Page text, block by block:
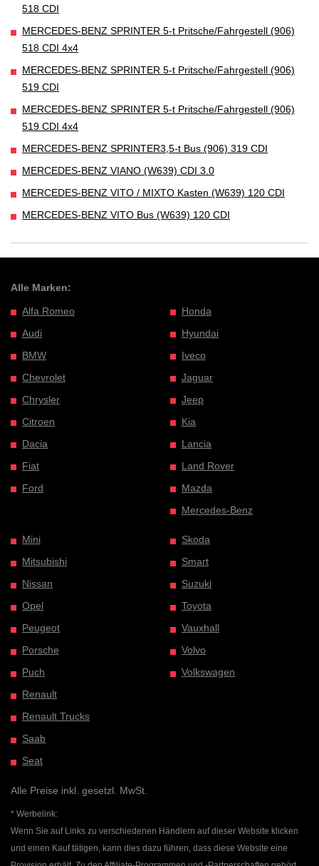
518 CDI
MERCEDES-BENZ SPRINTER 5-t Pritsche/Fahrgestell (906)
518 CDI 4x4
MERCEDES-BENZ SPRINTER 5-t Pritsche/Fahrgestell (906)
519 CDI
MERCEDES-BENZ SPRINTER 5-t Pritsche/Fahrgestell (906)
519 CDI 4x4
MERCEDES-BENZ SPRINTER3,5-t Bus (906) 319 CDI
MERCEDES-BENZ VIANO (W639) CDI 3.0
MERCEDES-BENZ VITO / MIXTO Kasten (W639) 120 CDI
MERCEDES-BENZ VITO Bus (W639) 120 CDI
Alle Marken:
Alfa Romeo
Audi
BMW
Chevrolet
Chrysler
Citroen
Dacia
Fiat
Ford
Honda
Hyundai
Iveco
Jaguar
Jeep
Kia
Lancia
Land Rover
Mazda
Mercedes-Benz
Mini
Mitsubishi
Nissan
Opel
Peugeot
Porsche
Puch
Renault
Renault Trucks
Saab
Seat
Skoda
Smart
Suzuki
Toyota
Vauxhall
Volvo
Volkswagen
Alle Preise inkl. gesetzl. MwSt.
* Werbelink:
Wenn Sie auf Links zu verschiedenen Händlern auf dieser Website klicken
und einen Kauf tätigen, kann dies dazu führen, dass diese Website eine